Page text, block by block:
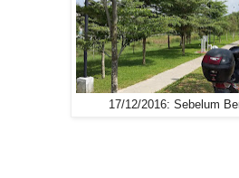
17/12/2016: Sebelum